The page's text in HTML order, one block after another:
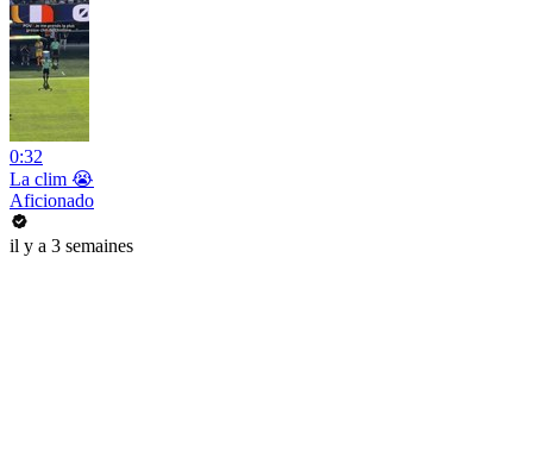
0:32
La clim 😭
Aficionado
il y a 3 semaines